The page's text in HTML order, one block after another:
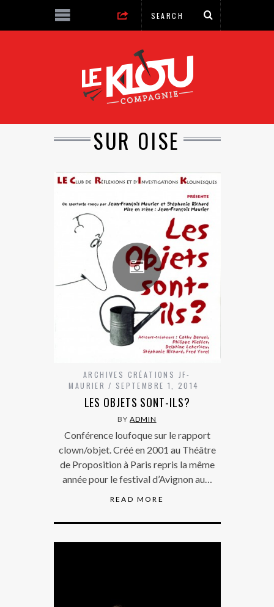
SUR OISE
ARCHIVES CRÉATIONS JF-
MAURIER
SEPTEMBRE 1, 2014
LES OBJETS SONT-ILS?
BYADMIN
Conférence loufoque sur le rapport
clown/objet. Créé en 2001 au Théâtre
de Proposition à Paris repris la même
année pour le festival d’Avignon au…
READ MORE